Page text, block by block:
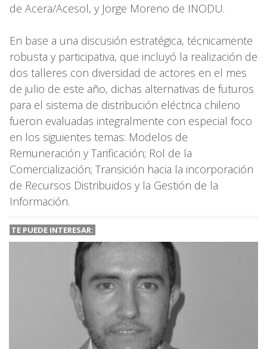
de Acera/Acesol, y Jorge Moreno de INODU.
En base a una discusión estratégica, técnicamente
robusta y participativa, que incluyó la realización de
dos talleres con diversidad de actores en el mes
de julio de este año, dichas alternativas de futuros
para el sistema de distribución eléctrica chileno
fueron evaluadas integralmente con especial foco
en los siguientes temas: Modelos de
Remuneración y Tarificación; Rol de la
Comercialización; Transición hacia la incorporación
de Recursos Distribuidos y la Gestión de la
Información.
TE PUEDE INTERESAR: